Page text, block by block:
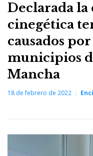
Declarada
cinegética
causados
municipios
Mancha
18 de febrero de 2022